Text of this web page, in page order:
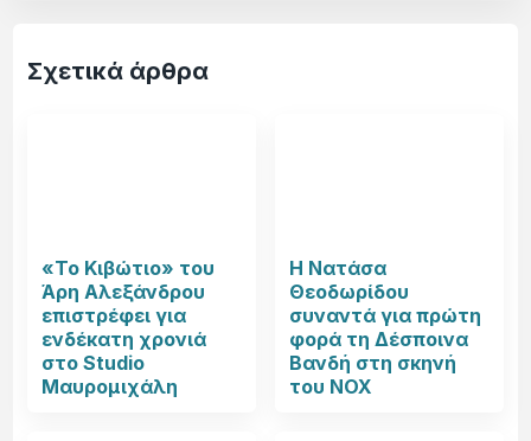
Σχετικά άρθρα
«Το Κιβώτιο» του
Άρη Αλεξάνδρου
επιστρέφει για
ενδέκατη χρονιά
στο Studio
Μαυρομιχάλη
Η Νατάσα
Θεοδωρίδου
συναντά για πρώτη
φορά τη Δέσποινα
Βανδή στη σκηνή
του NOX